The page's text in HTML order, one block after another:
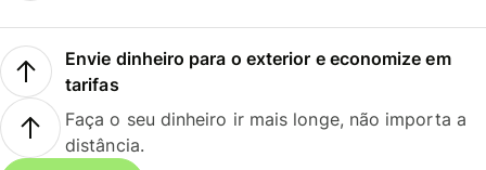
Envie dinheiro para o exterior e economize em
tarifas
Faça o seu dinheiro ir mais longe, não importa a
distância.